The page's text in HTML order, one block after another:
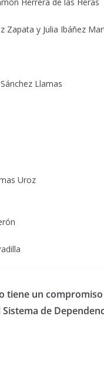
Zapata y Julia Ibáñez
Llamas
Uroz
tiene un
de